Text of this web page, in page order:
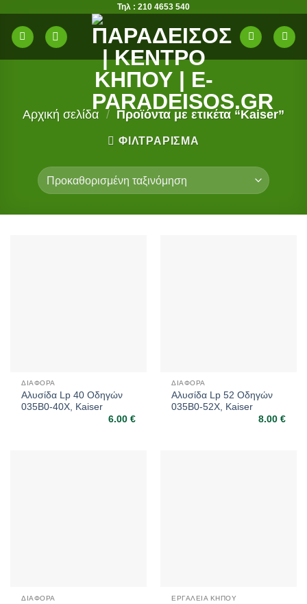
στο
περιεχόμενο
Τηλ : 210 4653 540
Αρχική σελίδα / Προϊόντα με ετικέτα “Kaiser”
ΦΙΛΤΡΆΡΙΣΜΑ
ΔΙΆΦΟΡΑ
Αλυσίδα Lp 40 Οδηγών
035B0-40X, Kaiser
6.00 €
ΔΙΆΦΟΡΑ
Αλυσίδα Lp 52 Οδηγών
035B0-52X, Kaiser
8.00 €
ΔΙΆΦΟΡΑ ΕΡΓΑΛΕΊΑ ΚΉΠΟΥ